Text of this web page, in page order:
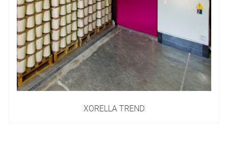
XORELLA TREND